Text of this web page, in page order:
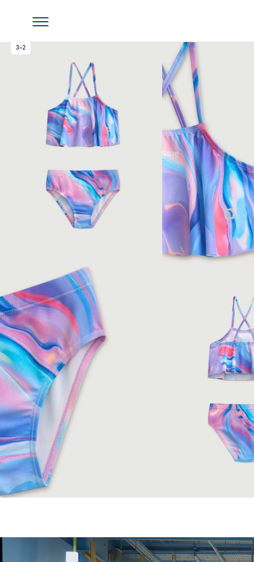
3=2